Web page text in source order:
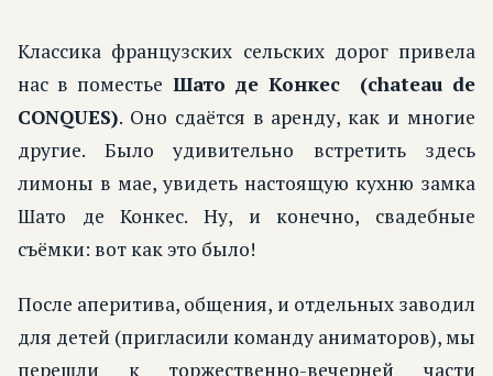
Классика французских сельских дорог привела
нас в поместье Шато де Конкес (chateau de
CONQUES). Оно сдаётся в аренду, как и многие
другие. Было удивительно встретить здесь
лимоны в мае, увидеть настоящую кухню замка
Шато де Конкес. Ну, и конечно, свадебные
съёмки: вот как это было!
После аперитива, общения, и отдельных заводил
для детей (пригласили команду аниматоров), мы
перешли к торжественно-вечерней части